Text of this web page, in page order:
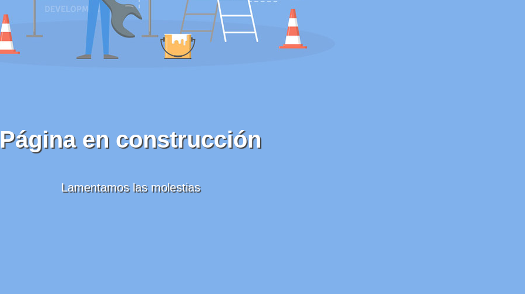
Página en construcción
Lamentamos las molestias